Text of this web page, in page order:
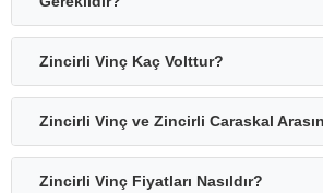
Zincirli Vinç Kaç Volttur?
Zincirli Vinç ve Zincirli Caraskal
Zincirli Vinç Fiyatları Nasıldır?